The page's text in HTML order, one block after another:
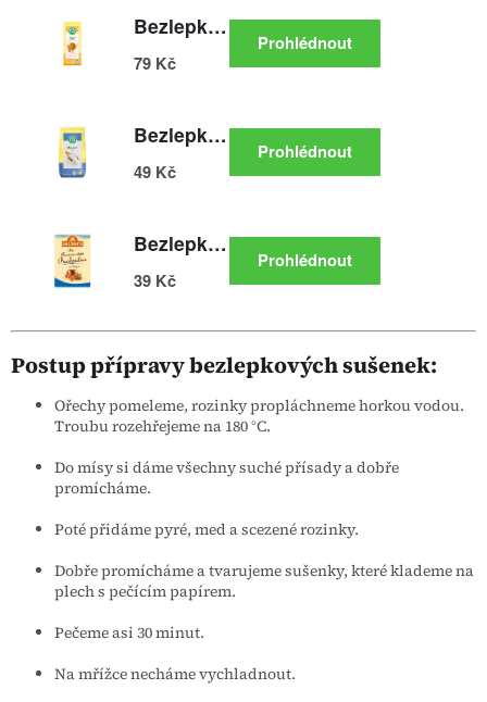
Postup přípravy bezlepkových sušenek:
Ořechy pomeleme, rozinky propláchneme horkou vodou.
Troubu rozehřejeme na 180 °C.
Do mísy si dáme všechny suché přísady a dobře
promícháme.
Poté přidáme pyré, med a scezené rozinky.
Dobře promícháme a tvarujeme sušenky, které klademe na
plech s pečícím papírem.
Pečeme asi 30 minut.
Na mřížce necháme vychladnout.